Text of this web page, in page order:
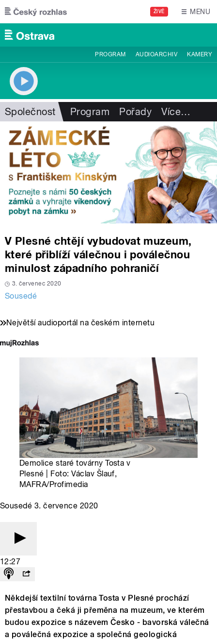
Přejít k hlavnímu obsahu
ŽIVĚ MENU
PROGRAM AUDIOARCHIV KAMERY
Společnost Program Pořady Více…
V Plesné chtějí vybudovat muzeum,
které přiblíží válečnou i poválečnou
minulost západního pohraničí
3. červenec 2020
Sousedé
Největší audioportál na českém internetu
Demolice staré továrny Tosta v
Plesné | Foto: Václav Šlauf,
MAFRA/Profimedia
Sousedé 3. července 2020
12:27
Někdejší textilní továrna Tosta v Plesné prochází
přestavbou a čeká ji přeměna na muzeum, ve kterém
budou expozice s názevem Česko - bavorská válečná
a poválečná expozice a společná geologická